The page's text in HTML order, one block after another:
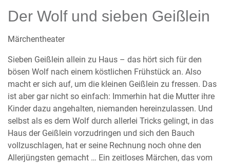
Der Wolf und sieben Geißlein
Märchentheater
Sieben Geißlein allein zu Haus – das hört sich für den
bösen Wolf nach einem köstlichen Frühstück an. Also
macht er sich auf, um die kleinen Geißlein zu fressen. Das
ist aber gar nicht so einfach: Immerhin hat die Mutter ihre
Kinder dazu angehalten, niemanden hereinzulassen. Und
selbst als es dem Wolf durch allerlei Tricks gelingt, in das
Haus der Geißlein vorzudringen und sich den Bauch
vollzuschlagen, hat er seine Rechnung noch ohne den
Allerjüngsten gemacht … Ein zeitloses Märchen, das vom